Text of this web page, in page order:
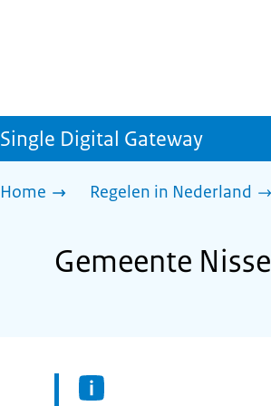
Single Digital Gateway
Home Regelen in Nederland
Gemeente